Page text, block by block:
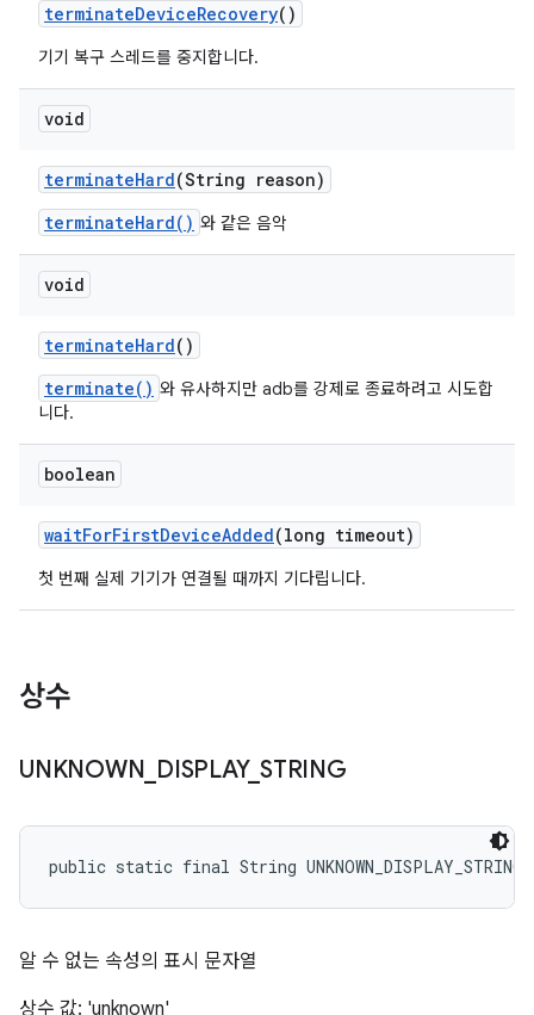
terminateDeviceRecovery()
기기 복구 스레드를 중지합니다.
void
terminateHard(String reason)
terminateHard() 와 같은 음악
void
terminateHard()
terminate() 와 유사하지만 adb를 강제로 종료하려고 시도합
니다.
boolean
waitForFirstDeviceAdded(long timeout)
첫 번째 실제 기기가 연결될 때까지 기다립니다.
상수
UNKNOWN DISPLAY_ STRING
public static final String UNKNOWN_DISPLAY_STRING
알 수 없는 속성의 표시 문자열
상수 값: 'unknown'